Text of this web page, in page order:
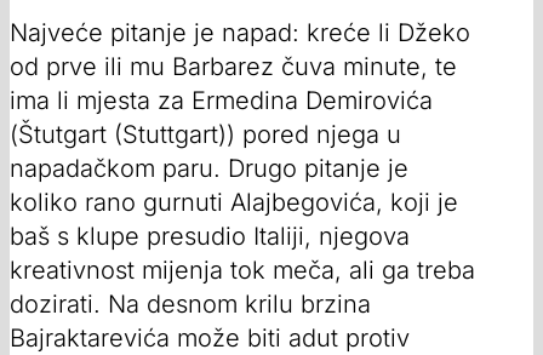
Najveće pitanje je napad: kreće li Džeko
od prve ili mu Barbarez čuva minute, te
ima li mjesta za Ermedina Demirovića
(Štutgart (Stuttgart)) pored njega u
napadačkom paru. Drugo pitanje je
koliko rano gurnuti Alajbegovića, koji je
baš s klupe presudio Italiji, njegova
kreativnost mijenja tok meča, ali ga treba
dozirati. Na desnom krilu brzina
Bajraktarevića može biti adut protiv